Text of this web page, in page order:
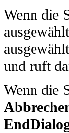
Wenn die
und ruft
Wenn die